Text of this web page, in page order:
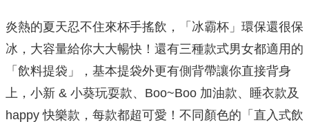
炎熱的夏天忍不住來杯手搖飲，「冰霸杯」環保還很保
冰，大容量給你大大暢快！還有三種款式男女都適用的
「飲料提袋」，基本提袋外更有側背帶讓你直接背身
上，小新 & 小葵玩耍款、Boo~Boo 加油款、睡衣款及
happy 快樂款，每款都超可愛！不同顏色的「直入式飲